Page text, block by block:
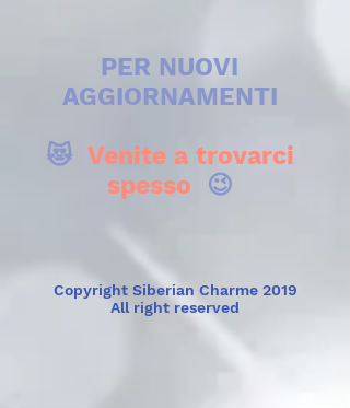
PER NUOVI
AGGIORNAMENTI
😻 Venite a trovarci
spesso
😉
Copyright Siberian Charme 2019
All right reserved